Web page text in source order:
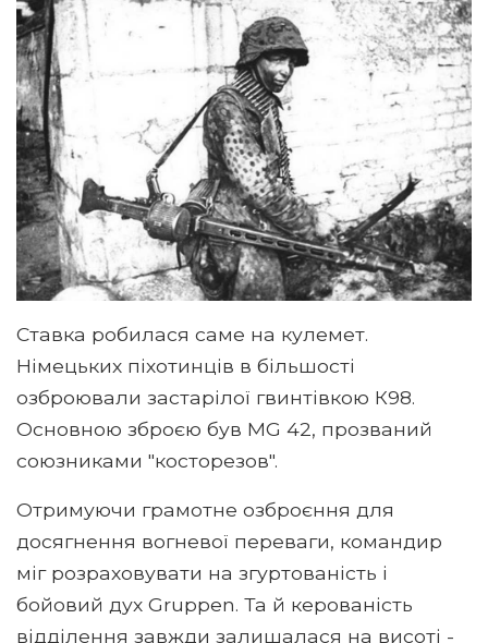
Ставка робилася саме на кулемет.
Німецьких піхотинців в більшості
озброювали застарілої гвинтівкою К98.
Основною зброєю був MG 42, прозваний
союзниками "косторезов".
Отримуючи грамотне озброєння для
досягнення вогневої переваги, командир
міг розраховувати на згуртованість і
бойовий дух Gruppen. Та й керованість
відділення завжди залишалася на висоті -